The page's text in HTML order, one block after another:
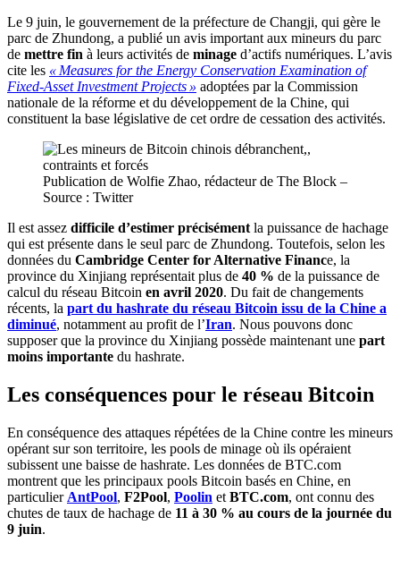
Le 9 juin, le gouvernement de la préfecture de Changji, qui gère le
parc de Zhundong, a publié un avis important aux mineurs du parc
de mettre fin à leurs activités de minage d’actifs numériques. L’avis
cite les « Measures for the Energy Conservation Examination of
Fixed-Asset Investment Projects » adoptées par la Commission
nationale de la réforme et du développement de la Chine, qui
constituent la base législative de cet ordre de cessation des activités.
Publication de Wolfie Zhao, rédacteur de The Block –
Source : Twitter
Il est assez difficile d’estimer précisément la puissance de hachage
qui est présente dans le seul parc de Zhundong. Toutefois, selon les
données du Cambridge Center for Alternative Finance, la
province du Xinjiang représentait plus de 40 % de la puissance de
calcul du réseau Bitcoin en avril 2020. Du fait de changements
récents, la part du hashrate du réseau Bitcoin issu de la Chine a
diminué, notamment au profit de l’Iran. Nous pouvons donc
supposer que la province du Xinjiang possède maintenant une part
moins importante du hashrate.
Les conséquences pour le réseau Bitcoin
En conséquence des attaques répétées de la Chine contre les mineurs
opérant sur son territoire, les pools de minage où ils opéraient
subissent une baisse de hashrate. Les données de BTC.com
montrent que les principaux pools Bitcoin basés en Chine, en
particulier AntPool, F2Pool, Poolin et BTC.com, ont connu des
chutes de taux de hachage de 11 à 30 % au cours de la journée du
9 juin.